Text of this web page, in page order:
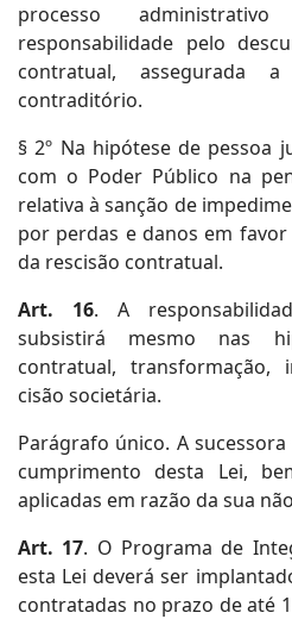
processo
responsabilidade pelo
contratual,
contraditório.
§ 2º Na hipótese de pessoa
com o Poder Público na
relativa à sanção de
por perdas e danos em
da rescisão contratual.
Art. 16. A
subsistirá mesmo nas
contratual, transformação,
cisão societária.
Parágrafo único. A
cumprimento desta Lei,
aplicadas em razão da sua
Art. 17. O Programa de
esta Lei deverá ser
contratadas no prazo de até